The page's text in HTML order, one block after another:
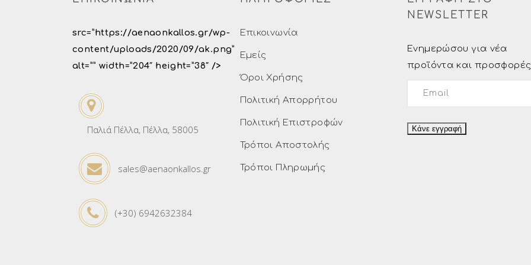
src=”https://aenaonkallos.gr/wp-
content/uploads/2020/09/ak.png”
alt=”” width=”204″ height=”38″ />
Παλιά Πέλλα, Πέλλα, 58005
sales@aenaonkallos.gr
(+30) 6942632384
Επικοινωνία
Εμείς
Όροι Χρήσης
Πολιτική Απορρήτου
Πολιτική Επιστροφών
Τρόποι Αποστολής
Τρόποι Πληρωμής
NEWSLETTER
Ενημερώσου για νέα
προϊόντα και προσφορές